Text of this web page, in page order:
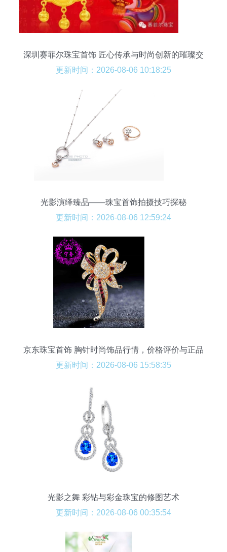
深圳赛菲尔珠宝首饰 匠心传承与时尚创新的璀璨交
汇
更新时间：2026-08-06 10:18:25
光影演绎臻品——珠宝首饰拍摄技巧探秘
更新时间：2026-08-06 12:59:24
京东珠宝首饰 胸针时尚饰品行情，价格评价与正品
行货导览
更新时间：2026-08-06 15:58:35
光影之舞 彩钻与彩金珠宝的修图艺术
更新时间：2026-08-06 00:35:54